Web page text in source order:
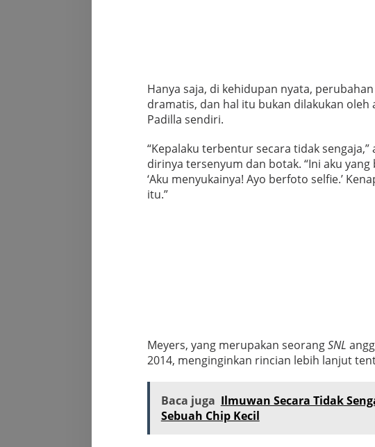
Hanya saja, di kehidupan nyata,
dramatis, dan hal itu bukan dilakukan
Padilla sendiri.
“Kepalaku terbentur secara tidak
dirinya tersenyum dan botak. “Ini aku
‘Aku menyukainya! Ayo berfoto selfie.’
itu.”
Meyers, yang merupakan seorangSNL
2014, menginginkan rincian lebih lanjut
Baca juga Ilmuwan Secara Tidak
Sebuah Chip Kecil